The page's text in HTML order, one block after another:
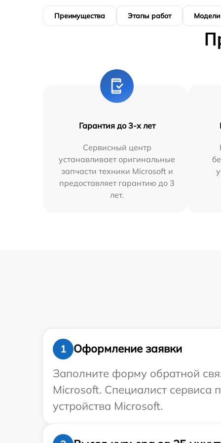
Преимущества Этапы работ Модели
Гарантия до 3-х лет
Сервисный центр
устанавливает оригинальные
запчасти техники Microsoft и
предоставляет гарантию до 3
лет.
1
Оформление заявки
Заполните форму обратной
Microsoft. Специалист сервиса
устройства Microsoft.